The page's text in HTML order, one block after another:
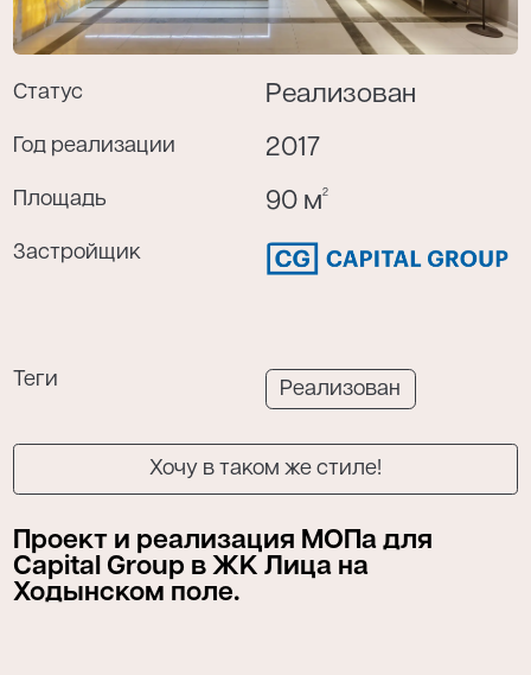
персональных данных в соответствии с
политикой конфиденциальности
Статус Реализован
Год реализации 2017
Площадь 90 м2
Застройщик
Теги Реализован
Хочу в таком же стиле!
Проект и реализация МОПа для
Capital Group в ЖК Лица на
Ходынском поле.